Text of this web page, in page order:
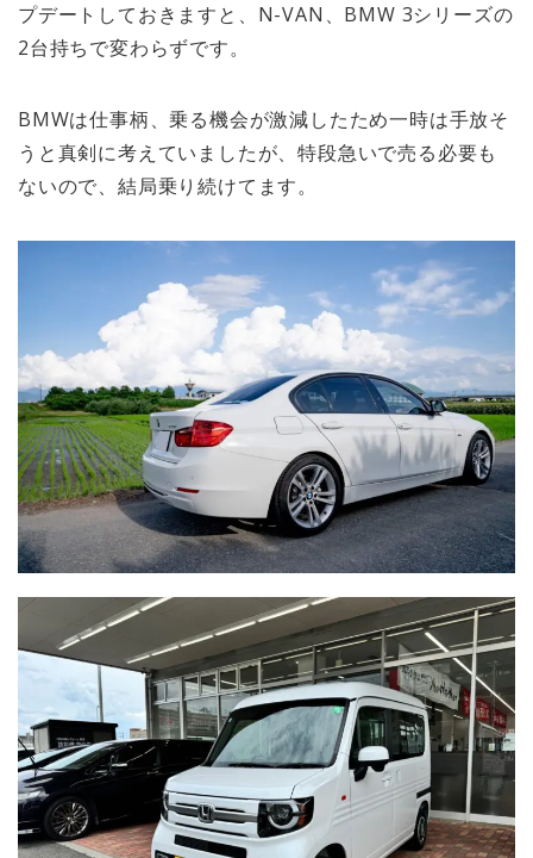
プデートしておきますと、N-VAN、BMW 3シリーズの
2台持ちで変わらずです。
BMWは仕事柄、乗る機会が激減したため一時は手放そ
うと真剣に考えていましたが、特段急いで売る必要も
ないので、結局乗り続けてます。